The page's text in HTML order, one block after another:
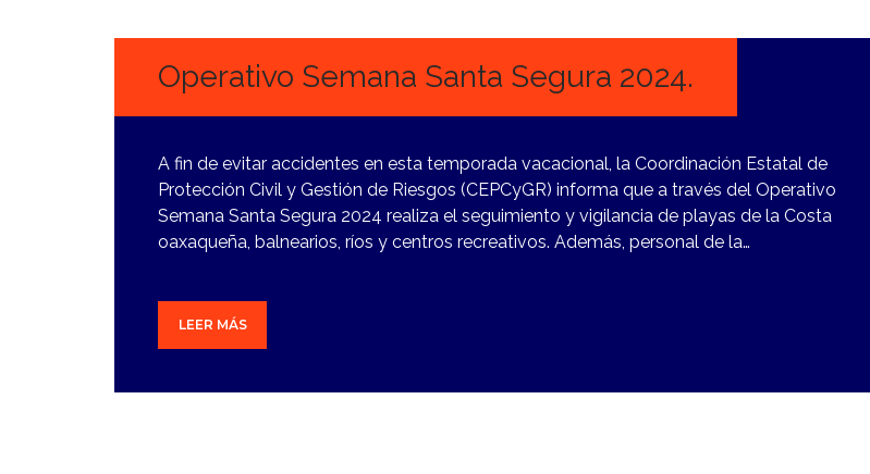
Operativo Semana Santa Segura 2024.
A fin de evitar accidentes en esta temporada vacacional, la Coordinación Estatal de
Protección Civil y Gestión de Riesgos (CEPCyGR) informa que a través del Operativo
Semana Santa Segura 2024 realiza el seguimiento y vigilancia de playas de la Costa
oaxaqueña, balnearios, ríos y centros recreativos. Además, personal de la…
LEER MÁS